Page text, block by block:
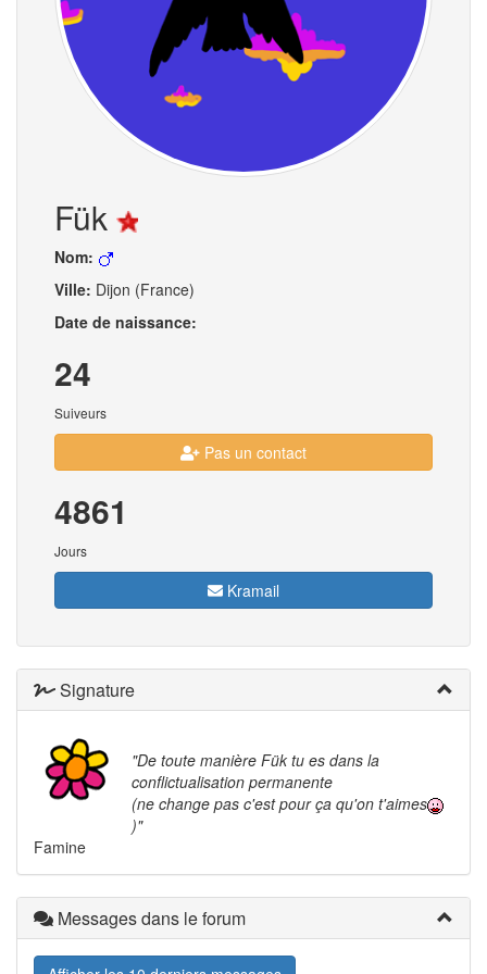
Fük
Nom:
Ville: Dijon (France)
Date de naissance:
24
Suiveurs
Pas un contact
4861
Jours
Kramail
Signature
"De toute manière Fük tu es dans la
conflictualisation permanente
(ne change pas c'est pour ça qu'on t'aimes
)"
Famine
Messages dans le forum